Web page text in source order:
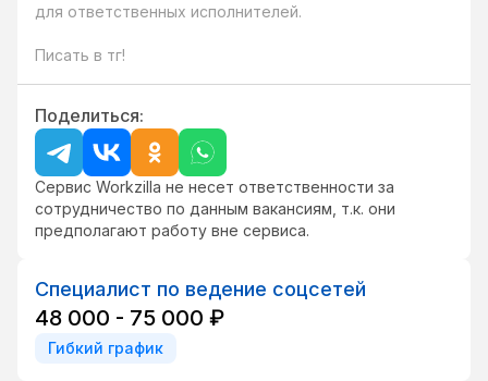
для ответственных исполнителей.
Писать в тг!
Поделиться:
Сервис Workzilla не несет ответственности за
сотрудничество по данным вакансиям, т.к. они
предполагают работу вне сервиса.
Специалист по ведение соцсетей
48 000 - 75 000 ₽
Гибкий график